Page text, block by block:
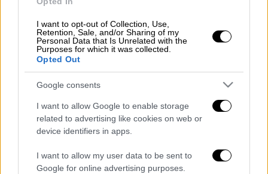
I want to opt-out of Collection, Use,
Retention, Sale, and/or Sharing of my
Personal Data that Is Unrelated with the
Purposes for which it was collected.
Opted Out
Google consents
I want to allow Google to enable storage
related to advertising like cookies on web or
device identifiers in apps.
I want to allow my user data to be sent to
Google for online advertising purposes.
video